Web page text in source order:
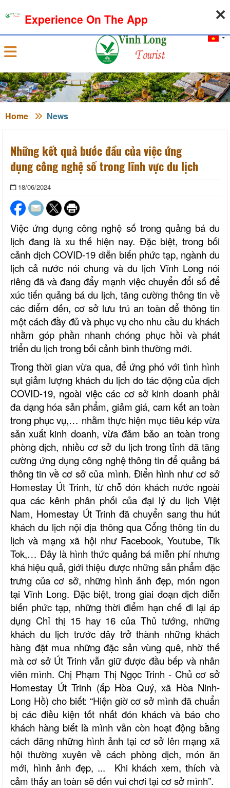
Sign in
Home News
Những kết quả bước đầu của việc ứng
dụng công nghệ số trong lĩnh vực du lịch
18/06/2024
Việc ứng dụng công nghệ số trong quảng bá du
lịch đang là xu thế hiện nay. Đặc biệt, trong bối
cảnh dịch COVID-19 diễn biến phức tạp, ngành du
lịch cả nước nói chung và du lịch Vĩnh Long nói
riêng đã và đang đẩy mạnh việc chuyển đổi số để
xúc tiến quảng bá du lịch, tăng cường thông tin về
các điểm đến, cơ sở lưu trú an toàn để thông tin
một cách đầy đủ và phục vụ cho nhu cầu du khách
nhằm góp phần nhanh chóng phục hồi và phát
triển du lịch trong bối cảnh bình thường mới.
Trong thời gian vừa qua, để ứng phó với tình hình
sụt giảm lượng khách du lịch do tác động của dịch
COVID-19, ngoài việc các cơ sở kinh doanh phải
đa dạng hóa sản phẩm, giảm giá, cam kết an toàn
trong phục vụ,… nhằm thực hiện mục tiêu kép vừa
sản xuất kinh doanh, vừa đảm bảo an toàn trong
phòng dịch, nhiều cơ sở du lịch trong tỉnh đã tăng
cường ứng dụng công nghệ thông tin để quảng bá
thông tin về cơ sở của mình. Điển hình như cơ sở
Homestay Út Trinh, từ chỗ đón khách nước ngoài
qua các kênh phân phối của đại lý du lịch Việt
Nam, Homestay Út Trinh đã chuyển sang thu hút
khách du lịch nội địa thông qua Cổng thông tin du
lịch và mạng xã hội như Facebook, Youtube, Tik
Tok,… Đây là hình thức quảng bá miễn phí nhưng
khá hiệu quả, giới thiệu được những sản phẩm đặc
trưng của cơ sở, những hình ảnh đẹp, món ngon
tại Vĩnh Long. Đặc biệt, trong giai đoạn dịch diễn
biến phức tạp, những thời điểm hạn chế đi lại áp
dụng Chỉ thị 15 hay 16 của Thủ tướng, những
khách du lịch trước đây trở thành những khách
hàng đặt mua những đặc sản vùng quê, nhờ thế
mà cơ sở Út Trinh vẫn giữ được đầu bếp và nhân
viên mình. Chị Phạm Thị Ngọc Trinh - Chủ cơ sở
Homestay Út Trinh (ấp Hòa Quý, xã Hòa Ninh-
Long Hồ) cho biết: “Hiện giờ cơ sở mình đã chuẩn
bị các điều kiện tốt nhất đón khách và báo cho
khách hàng biết là mình vẫn còn hoạt động bằng
cách đăng những hình ảnh tại cơ sở lên mạng xã
hội thường xuyên về cách phòng dịch, món ăn
mới, hình ảnh đẹp, ... Khi khách xem, thích và
cảm thấy an toàn sẽ đến vui chơi tại cơ sở mình”.
Experience On The App